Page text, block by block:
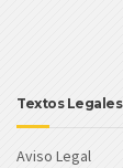
Textos Legales
Aviso Legal